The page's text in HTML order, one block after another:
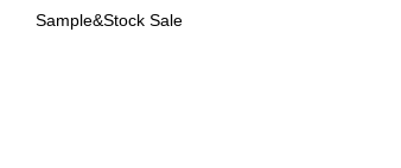
Sample&Stock Sale